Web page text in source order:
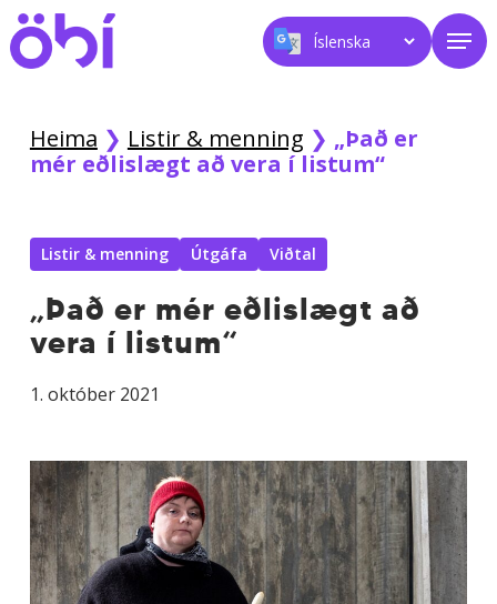
Skip
to
main
Heima ❯ Listir & menning ❯ „Það er
mér eðlislægt að vera í listum“
Listir & menning Útgáfa Viðtal
„Það er mér eðlislægt að
vera í listum“
1. október 2021